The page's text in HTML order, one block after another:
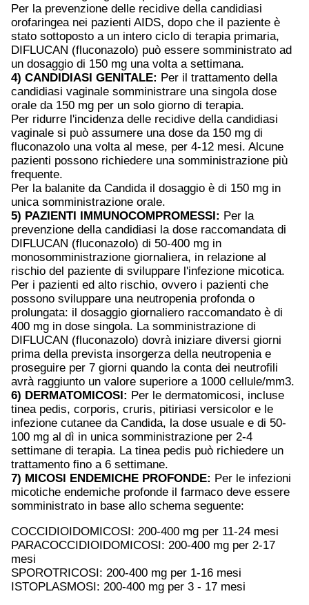
Per la prevenzione delle recidive della candidiasi
orofaringea nei pazienti AIDS, dopo che il paziente è
stato sottoposto a un intero ciclo di terapia primaria,
DIFLUCAN (fluconazolo) può essere somministrato ad
un dosaggio di 150 mg una volta a settimana.
4) CANDIDIASI GENITALE: Per il trattamento della
candidiasi vaginale somministrare una singola dose
orale da 150 mg per un solo giorno di terapia.
Per ridurre l'incidenza delle recidive della candidiasi
vaginale si può assumere una dose da 150 mg di
fluconazolo una volta al mese, per 4-12 mesi. Alcune
pazienti possono richiedere una somministrazione più
frequente.
Per la balanite da Candida il dosaggio è di 150 mg in
unica somministrazione orale.
5) PAZIENTI IMMUNOCOMPROMESSI: Per la
prevenzione della candidiasi la dose raccomandata di
DIFLUCAN (fluconazolo) di 50-400 mg in
monosomministrazione giornaliera, in relazione al
rischio del paziente di sviluppare l'infezione micotica.
Per i pazienti ed alto rischio, ovvero i pazienti che
possono sviluppare una neutropenia profonda o
prolungata: il dosaggio giornaliero raccomandato è di
400 mg in dose singola. La somministrazione di
DIFLUCAN (fluconazolo) dovrà iniziare diversi giorni
prima della prevista insorgerza della neutropenia e
proseguire per 7 giorni quando la conta dei neutrofili
avrà raggiunto un valore superiore a 1000 cellule/mm3.
6) DERMATOMICOSI: Per le dermatomicosi, incluse
tinea pedis, corporis, cruris, pitiriasi versicolor e le
infezione cutanee da Candida, la dose usuale e di 50-
100 mg al dì in unica somministrazione per 2-4
settimane di terapia. La tinea pedis può richiedere un
trattamento fino a 6 settimane.
7) MICOSl ENDEMICHE PROFONDE: Per le infezioni
micotiche endemiche profonde il farmaco deve essere
somministrato in base allo schema seguente:
COCCIDIOIDOMICOSI: 200-400 mg per 11-24 mesi
PARACOCCIDIOIDOMICOSI: 200-400 mg per 2-17
mesi
SPOROTRICOSI: 200-400 mg per 1-16 mesi
ISTOPLASMOSI: 200-400 mg per 3 - 17 mesi